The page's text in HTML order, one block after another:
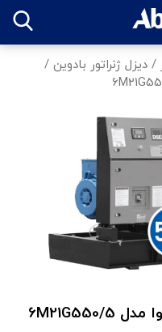
/ دیزل ژنراتور بادوین /